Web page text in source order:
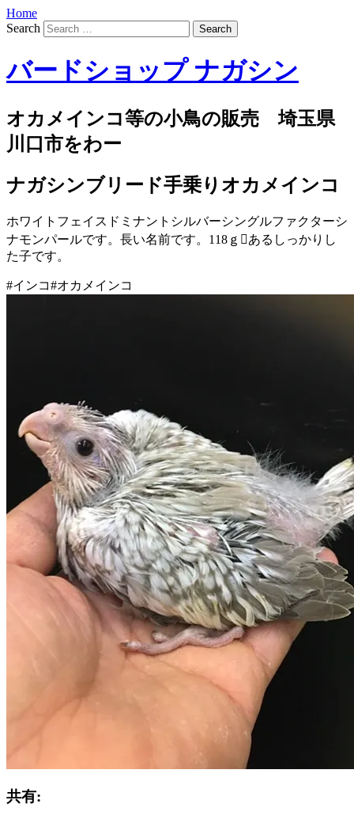
Home
Search
バードショップ ナガシン
オカメインコ等の小鳥の販売 埼玉県
川口市をわー
ナガシンブリード手乗りオカメインコ
ホワイトフェイスドミナントシルバーシングルファクターシ
ナモンパールです。長い名前です。118ｇあるしっかりし
た子です。
#インコ#オカメインコ
共有: